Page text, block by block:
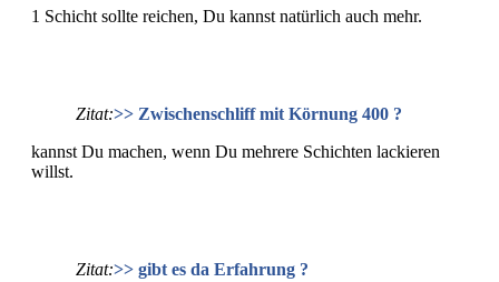
1 Schicht sollte reichen, Du kannst natürlich auch mehr.
Zitat:>> Zwischenschliff mit Körnung 400 ?
kannst Du machen, wenn Du mehrere Schichten lackieren
willst.
Zitat:>> gibt es da Erfahrung ?